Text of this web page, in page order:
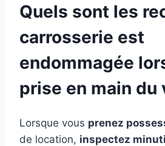
Quels sont les
carrosserie est
endommagée
prise en main du
Lorsque vous prenez
de location, inspectez